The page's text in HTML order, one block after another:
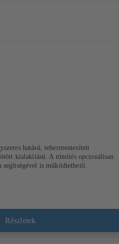
hatású, tehermentesített
kialakítású. A tömítés opcionálisan
is működtethető.
Részletek